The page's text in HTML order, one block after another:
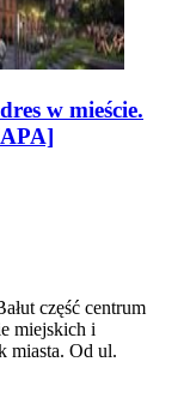
w mieście.
część centrum
miejskich i
miasta. Od ul.